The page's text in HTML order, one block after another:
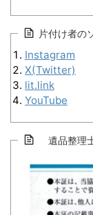
片付け者の
Instagram
X(Twitter)
lit.link
YouTube
遺品整理